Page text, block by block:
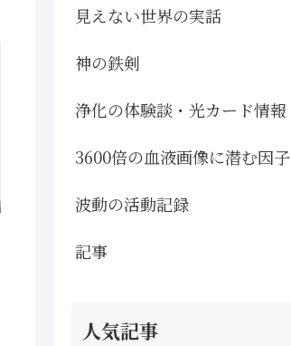
見えない世界の実話
神の鉄剣
浄化の体験談・光カード情報
3600倍の血液画像に潜む因子
波動の活動記録
記事
人気記事